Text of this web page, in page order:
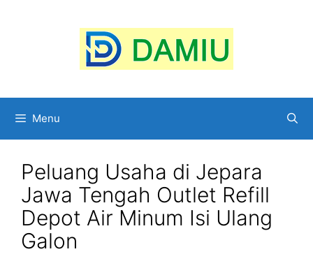
Menu
Peluang Usaha di Jepara
Jawa Tengah Outlet Refill
Depot Air Minum Isi Ulang
Galon